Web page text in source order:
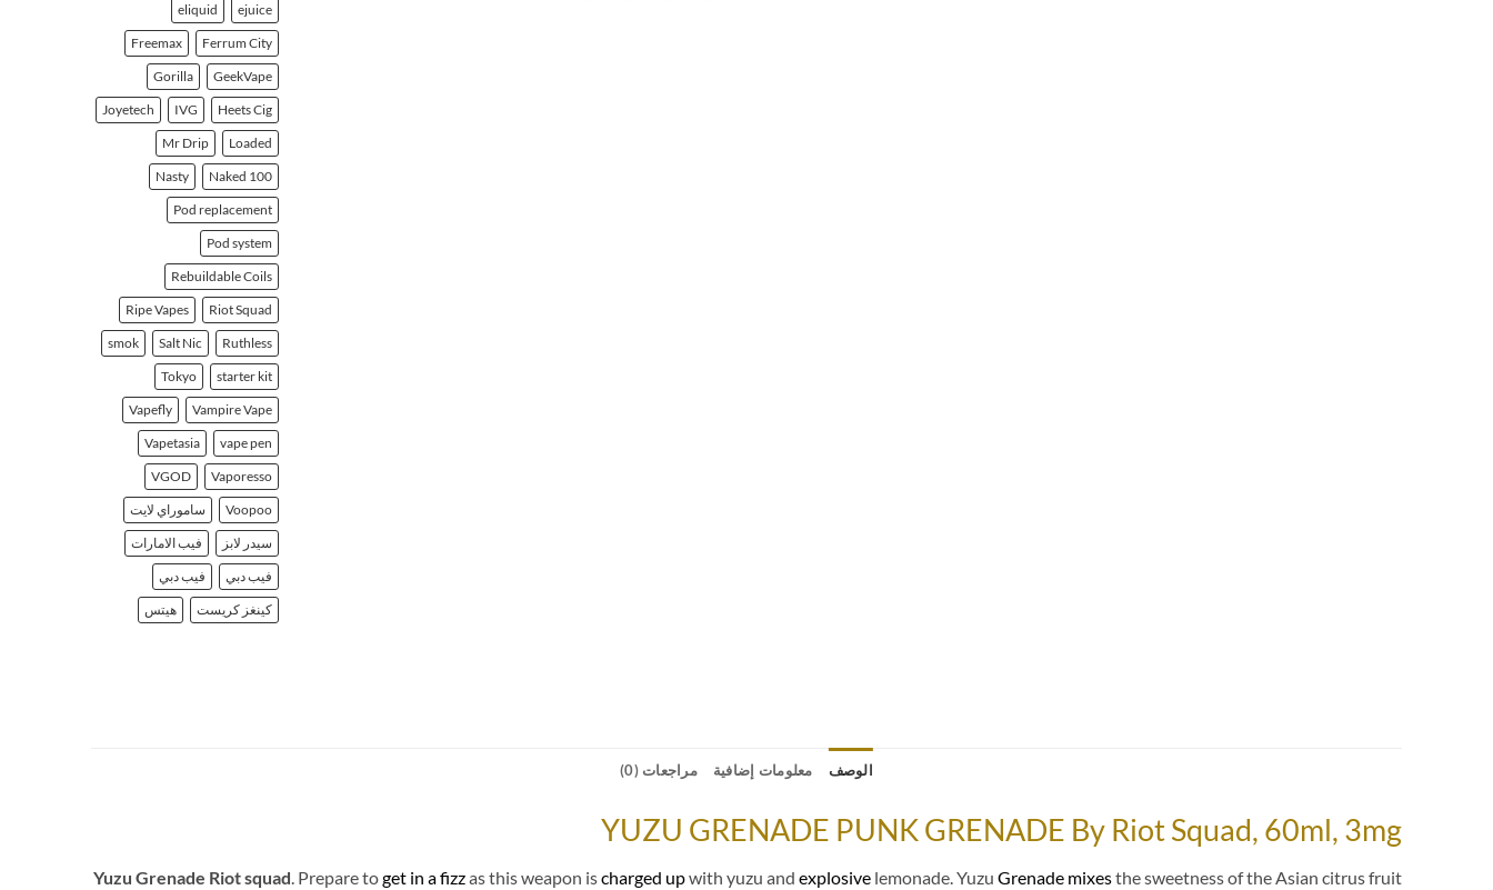
ejuice
eliquid
Ferrum City
Freemax
GeekVape
Gorilla
Heets Cig
IVG
Joyetech
Loaded
Mr Drip
Naked 100
Nasty
Pod replacement
Pod system
Rebuildable Coils
Riot Squad
Ripe Vapes
Ruthless
Salt Nic
smok
starter kit
Tokyo
Vampire Vape
Vapefly
vape pen
Vapetasia
Vaporesso
VGOD
Voopoo ساموراي لايت
سيدر لابز فيب الامارات
فيب دبي فيب دبي
كينغز كريست هيتس
الوصف معلومات إضافية مراجعات (0)
YUZU GRENADE PUNK GRENADE By Riot Squad, 60ml, 3mg
Yuzu Grenade Riot squad. Prepare toget in a fizzas this weapon ischarged upwith yuzu and explosive lemonade. Yuzu Grenade mixesthe sweetness of the Asian citrus fruit